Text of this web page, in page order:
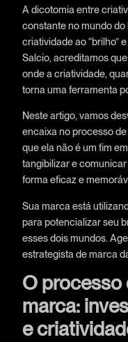
A dicotomia entre
constante no mundo
criatividade ao “brilho”
Salcio, acreditamos
onde a criatividade,
torna uma ferramenta
Neste artigo, vamos
encaixa no processo
que ela não é um fim
tangibilizar e
forma eficaz e
Sua marca está
para potencializar seu
esses dois mundos.
estrategista de marca
O processo
marca:
e